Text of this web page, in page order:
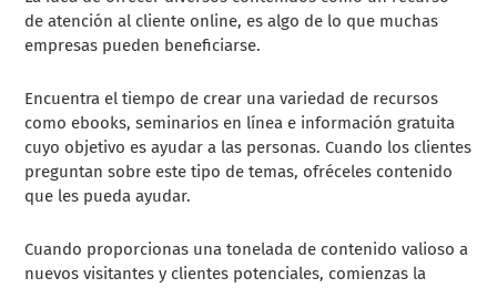
de atención al cliente online, es algo de lo que muchas
empresas pueden beneficiarse.
Encuentra el tiempo de crear una variedad de recursos
como ebooks, seminarios en línea e información gratuita
cuyo objetivo es ayudar a las personas. Cuando los clientes
preguntan sobre este tipo de temas, ofréceles contenido
que les pueda ayudar.
Cuando proporcionas una tonelada de contenido valioso a
nuevos visitantes y clientes potenciales, comienzas la